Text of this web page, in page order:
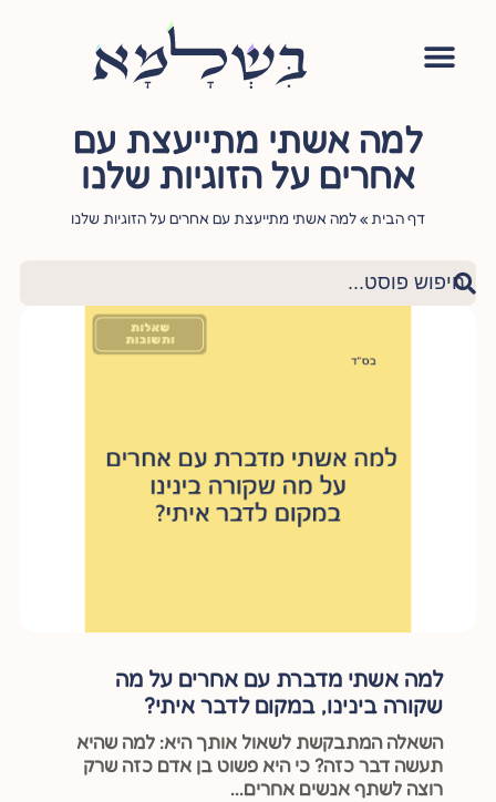
למה אשתי מתייעצת עם
אחרים על הזוגיות שלנו
דף הבית »למה אשתי מתייעצת עם אחרים על הזוגיות שלנו
למה אשתי מדברת עם אחרים על מה
שקורה בינינו, במקום לדבר איתי?
השאלה המתבקשת לשאול אותך היא: למה שהיא
תעשה דבר כזה? כי היא פשוט בן אדם כזה שרק
רוצה לשתף אנשים אחרים...